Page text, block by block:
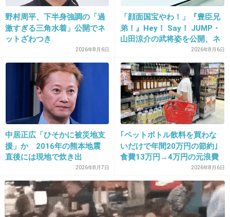
21. 匿名2022/01/07(金) 09:50:27
芸能界に凄くしがみつきたい人なんだろうなー
しまう
1件の返信
+47 -5
22. 匿名2022/01/07(金) 09:50:52
>付き合ってる人います😭
彼女よりもあなたのが良いけど彼女は裏切れな
野村周平、下半身強調の「過
激すぎる三角水着」公開でネ
ットざわつき
2026年8月6日
「顔面国宝やわ！」『豊臣兄
弟！』Hey！ Say！ JUMP・
山田涼介の武将姿を公開、ネ
ット歓喜「ビジュ良すぎん」
「こんな美しい秀次は初め
て」
2026年8月6日
中居正広「ひそかに被災地支
援」か 2016年の熊本地震
直後には現地で炊き出
し “誰にも知られなくて良
い”と、むしろ強まる福祉活
動への思い
2026年8月7日
｢ペットボトル飲料を買わな
いだけで年間20万円の節約｣
食費13万円→4万円の元浪費
主婦が買うのをやめた食品5
つ
2026年8月6日